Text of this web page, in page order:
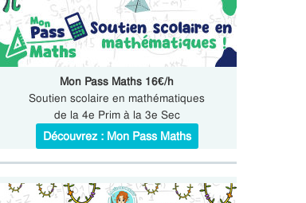
Mon Pass Maths 16€/h
Soutien scolaire en mathématiques
de la 4e Prim à la 3e Sec
Découvrez : Mon Pass Maths